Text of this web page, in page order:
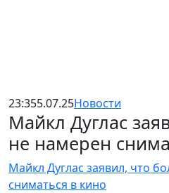
23:355.07.25Новости
Майкл Дуглас
не намерен
Майкл Дуглас заявил, что
сниматься в кино